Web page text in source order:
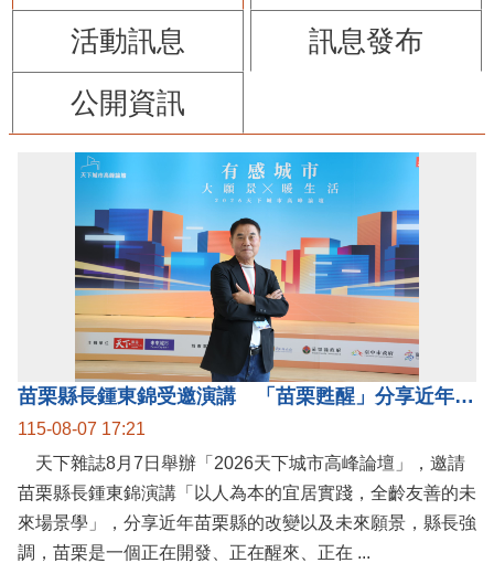
活動訊息
訊息發布
公開資訊
苗栗縣長鍾東錦受邀演講 「苗栗甦醒」分享近年轉變
115-08-07 17:21
天下雜誌8月7日舉辦「2026天下城市高峰論壇」，邀請
苗栗縣長鍾東錦演講「以人為本的宜居實踐，全齡友善的未
來場景學」，分享近年苗栗縣的改變以及未來願景，縣長強
調，苗栗是一個正在開發、正在醒來、正在 ...